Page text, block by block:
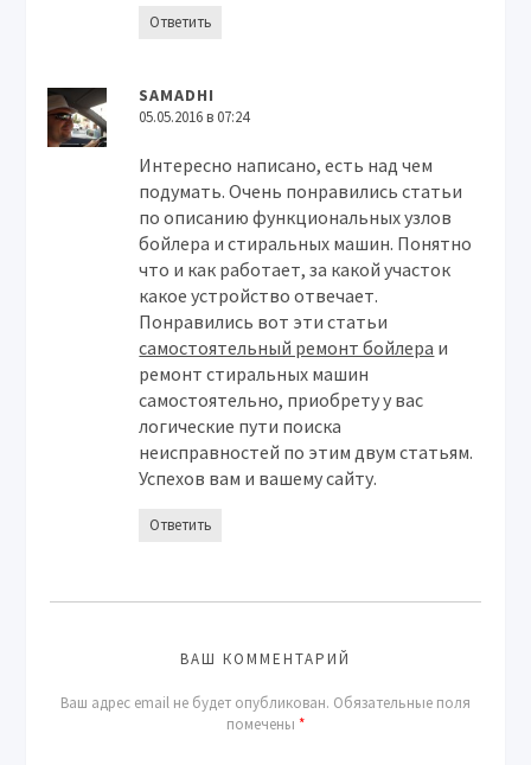
Ответить
SAMADHI
05.05.2016 в 07:24
Интересно написано, есть над чем
подумать. Очень понравились статьи
по описанию функциональных узлов
бойлера и стиральных машин. Понятно
что и как работает, за какой участок
какое устройство отвечает.
Понравились вот эти статьи
самостоятельный ремонт бойлера и
ремонт стиральных машин
самостоятельно, приобрету у вас
логические пути поиска
неисправностей по этим двум статьям.
Успехов вам и вашему сайту.
Ответить
ВАШ КОММЕНТАРИЙ
Ваш адрес email не будет опубликован. Обязательные поля
помечены *